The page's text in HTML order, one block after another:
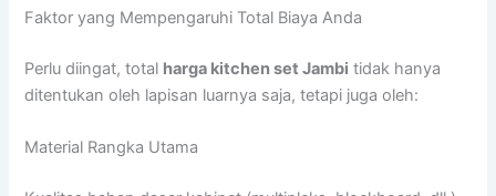
Faktor yang Mempengaruhi Total Biaya Anda
Perlu diingat, total harga kitchen set Jambi tidak hanya
ditentukan oleh lapisan luarnya saja, tetapi juga oleh:
Material Rangka Utama